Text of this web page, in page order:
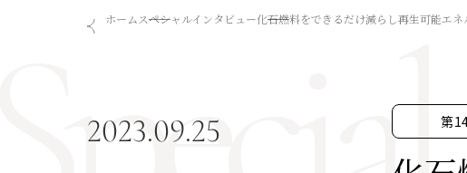
RD20を知る
サマースクール
会議成果物
ハイライト
ホームスペシャルインタビュー化石燃料をできるだけ減らし再生可能エ
2023.09.25 第